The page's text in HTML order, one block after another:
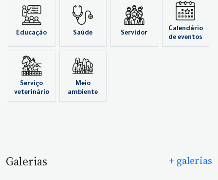
Educação Saúde Servidor
Calendário
de eventos
Serviço
veterinário
Meio
ambiente
Galerias + galerias